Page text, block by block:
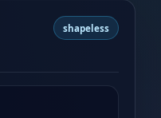
shapeless